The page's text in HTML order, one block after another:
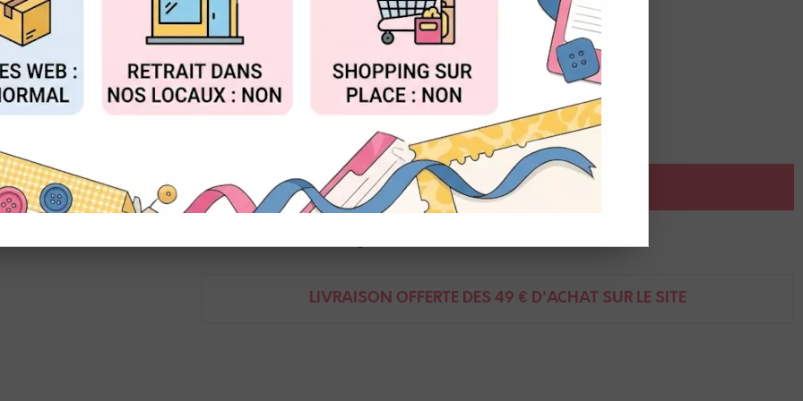
Réf. :NEO_7500.190
Pastel à la cire aquarellable, forte concentration en pignents.
Idéal pour la colorisation avec un pinceau à réserve d'eau.
Caran d'ache - Neocolor 2
AJOUTER AU PANIER
LIVRAISON OFFERTE DÈS 49 € D'ACHAT SUR LE SITE
ACCEPTER TOUT